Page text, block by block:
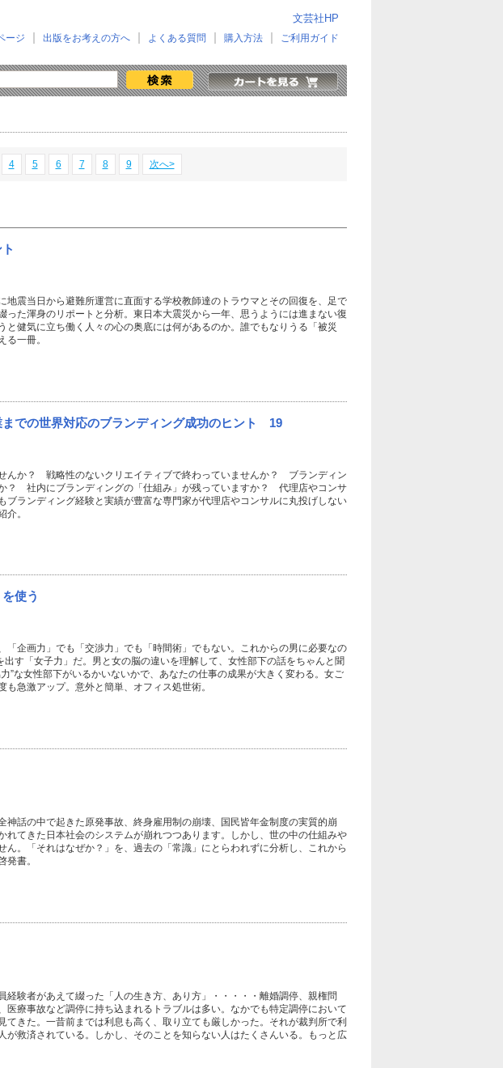
文芸社HP
ージ 出版をお考えの方へ よくある質問 購入方法 ご利用ガイド
4 5 6 7 8 9 次へ>
地震当日から避難所運営に直面する学校教師達のトラウマとその回復を、足で
った渾身のリポートと分析。東日本大震災から一年、思うようには進まない復
と健気に立ち働く人々の心の奥底には何があるのか。誰でもなりうる「被災
る一冊。
での世界対応のブランディング成功のヒント 19
んか？ 戦略性のないクリエイティブで終わっていませんか？ ブランディン
？ 社内にブランディングの「仕組み」が残っていますか？ 代理店やコンサ
ランディング経験と実績が豊富な専門家が代理店やコンサルに丸投げしない
介。
使う
「企画力」でも「交渉力」でも「時間術」でもない。これからの男に必要なの
す「女子力」だ。男と女の脳の違いを理解して、女性部下の話をちゃんと聞
”な女性部下がいるかいないかで、あなたの仕事の成果が大きく変わる。女ご
急激アップ。意外と簡単、オフィス処世術。
神話の中で起きた原発事故、終身雇用制の崩壊、国民皆年金制度の実質的崩
てきた日本社会のシステムが崩れつつあります。しかし、世の中の仕組みや
ん。「それはなぜか？」を、過去の「常識」にとらわれずに分析し、これから
発書。
経験者があえて綴った「人の生き方、あり方」・・・・・離婚調停、親権問
医療事故など調停に持ち込まれるトラブルは多い。なかでも特定調停において
てきた。一昔前までは利息も高く、取り立ても厳しかった。それが裁判所で利
が救済されている。しかし、そのことを知らない人はたくさんいる。もっと広